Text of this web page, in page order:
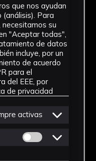
que nos ayudan
Para
su
"Aceptar todas",
de datos
incluye, por un
de acuerdo
para el
del EEE, por
de privacidad
activas
Permitir cookies